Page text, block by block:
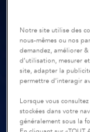
Notre site utilise des
nous-mêmes ou nos
demandez, améliorer
d’utilisation, mesurer
site, adapter la
permettre d’interagir
Lorsque vous
stockées dans votre
généralement sous la